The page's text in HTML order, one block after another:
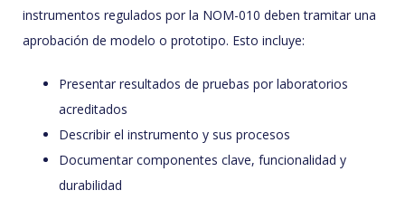
instrumentos regulados por la NOM-010 deben tramitar una
aprobación de modelo o prototipo. Esto incluye:
Presentar resultados de pruebas por laboratorios
acreditados
Describir el instrumento y sus procesos
Documentar componentes clave, funcionalidad y
durabilidad